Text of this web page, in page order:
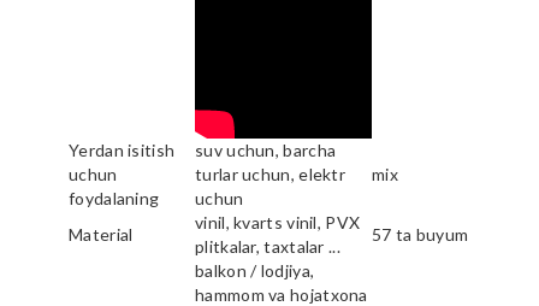
Yerdan isitish
uchun
foydalaning
suv uchun, barcha
turlar uchun, elektr
uchun
mix
Material
vinil, kvarts vinil, PVX
plitkalar, taxtalar ...
57 ta buyum
balkon / lodjiya,
hammom va hojatxona